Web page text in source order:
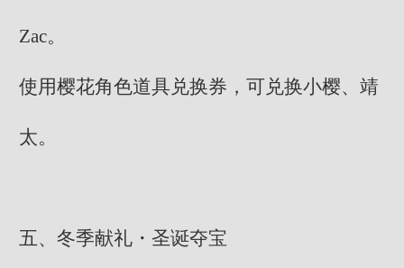
Zac。
使用樱花角色道具兑换券，可兑换小樱、靖
太。
五、冬季献礼・圣诞夺宝